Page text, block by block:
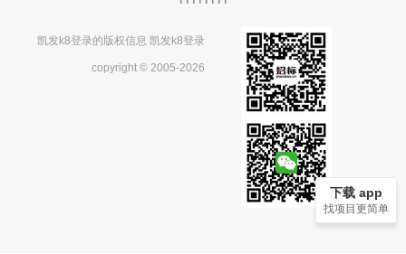
下载 app
找项目更简单
凯发k8登录的版权信息 凯发k8登录
copyright © 2005-2026